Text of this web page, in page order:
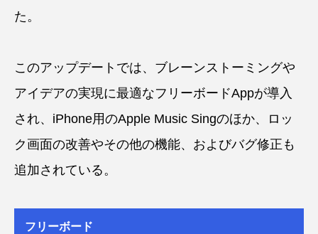
た。
このアップデートでは、ブレーンストーミングや
アイデアの実現に最適なフリーボードAppが導入
され、iPhone用のApple Music Singのほか、ロッ
ク画面の改善やその他の機能、およびバグ修正も
追加されている。
フリーボード